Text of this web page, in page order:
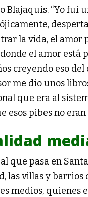
Blajaquis. “Yo fui
la vida, el amor
el amor está
creyendo eso
me dio unos
que era al
esos pibes no
que pasa en
las villas y barrios
medios, quienes